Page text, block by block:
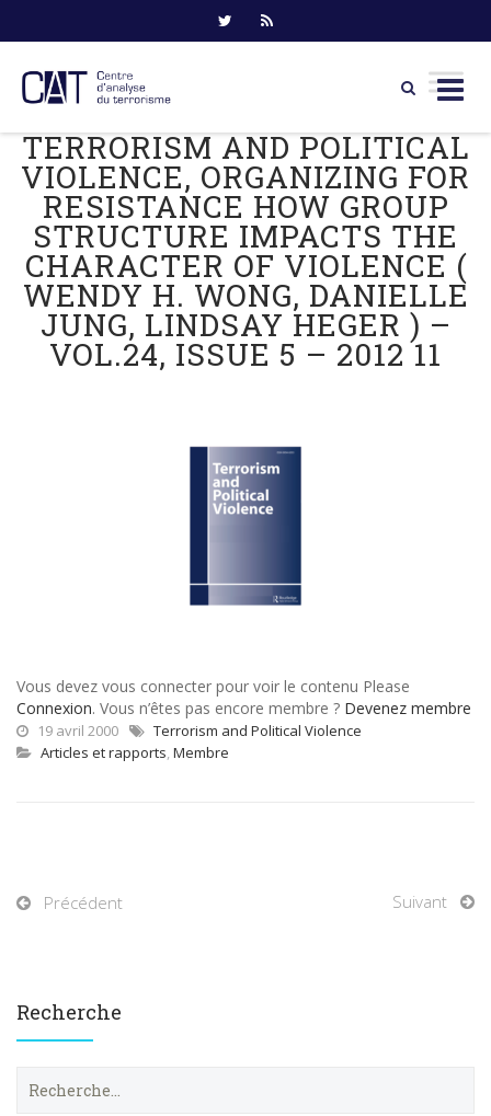
Skip
to
content
TERRORISM AND POLITICAL
VIOLENCE, ORGANIZING FOR
RESISTANCE HOW GROUP
STRUCTURE IMPACTS THE
CHARACTER OF VIOLENCE (
WENDY H. WONG, DANIELLE
JUNG, LINDSAY HEGER ) –
VOL.24, ISSUE 5 – 2012 11
Vous devez vous connecter pour voir le contenu Please
Connexion. Vous n’êtes pas encore membre ? Devenez membre
19 avril 2000
Terrorism and Political Violence
Articles et rapports, Membre
Précédent Suivant
Recherche